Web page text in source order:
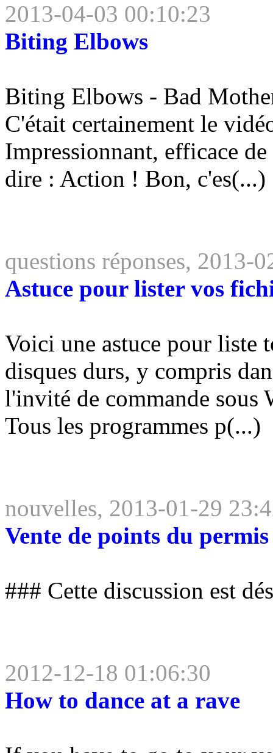
2013-04-03 00:10:23
Biting Elbows
Biting Elbows - Bad
C'était certainement le
Impressionnant, efficace
dire : Action ! Bon, c'es(...)
questions réponses, 2013-
Astuce pour lister vos
Voici une astuce pour liste
disques durs, y compris
l'invité de commande sous
Tous les programmes p(...)
nouvelles, 2013-01-29
Vente de points du
### Cette discussion est
2012-12-18 01:06:30
How to dance at a rave